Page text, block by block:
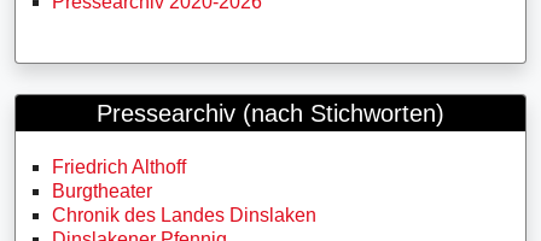
Pressearchiv (nach Stichworten)
Friedrich Althoff
Burgtheater
Chronik des Landes Dinslaken